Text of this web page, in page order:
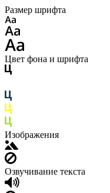
Размер шрифта
Цвет фона и шрифта
Изображения
Озвучивание текста